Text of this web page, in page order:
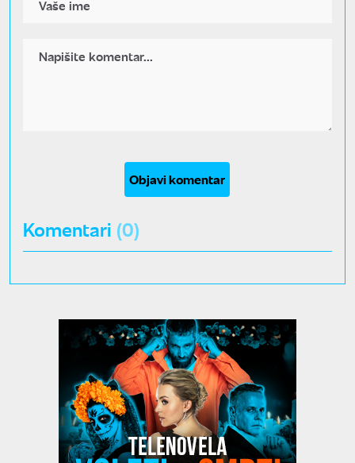
Objavi komentar
Komentari (0)